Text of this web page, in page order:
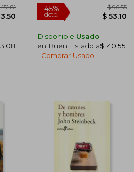
$ 151.81
$ 83.50
Nuevo
Disponible Usado
en Buen Estado a$ 40.55
Comprar Usado